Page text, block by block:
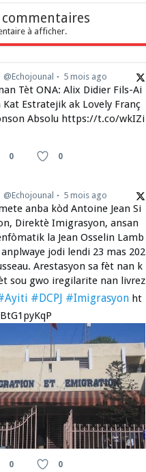
commentaires
à afficher.
@Echojounal 5 mois ago
Tèt ONA: Alix Didier Fils-Ai
Kat Estratejik ak Lovely Franç
Absolu https://t.co/wkIZi
0 0
@Echojounal 5 mois ago
mete anba kòd Antoine Jean Si
Direktè Imigrasyon, ansan
la Jean Osselin Lamb
jodi lendi 23 mas 202
Arestasyon sa fèt nan k
sou gwo iregilarite nan livrez
#DCPJ #Imigrasyonht
0 0